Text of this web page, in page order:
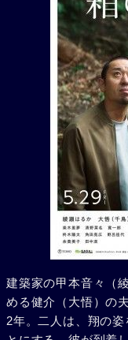
建築家の甲本音々（
める健介（大悟）の
2年。二人は、翔の